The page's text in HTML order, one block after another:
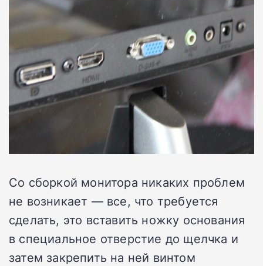
Со сборкой монитора никаких проблем
не возникает — все, что требуется
сделать, это вставить ножку основания
в специальное отверстие до щелчка и
затем закрепить на ней винтом